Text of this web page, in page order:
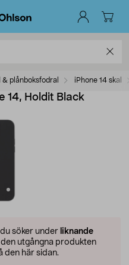
& plånboksfodral iPhone 14 skal
14, Holdit Black
söker under liknande
utgångna produkten
den här sidan.